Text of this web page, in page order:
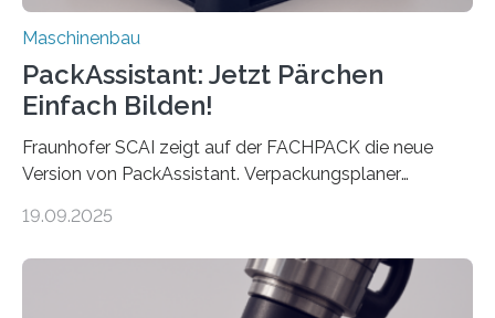
Maschinenbau
PackAssistant: Jetzt Pärchen
Einfach Bilden!
Fraunhofer SCAI zeigt auf der FACHPACK die neue
Version von PackAssistant. Verpackungsplaner
Automobil, Maschinenbau und in der Zulieferindustrie.
Teile als eine Einheit verpacken. Die Anordnung kann
der Benutzer vorgeben und erhält so mehr Kontrolle
19.09.2025